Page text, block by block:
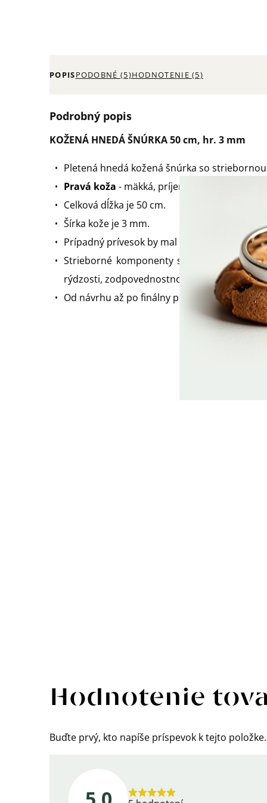
POPISPODOBNÉ (5)HODNOTENIE (5)
Podrobný popis
KOŽENÁ HNEDÁ ŠNÚRKA 50 cm, hr. 3 mm
Pletená hnedá kožená šnúrka so
Pravá koža - mäkká, príjemná na dotyk.
Celková dĺžka je 50 cm.
Šírka kože je 3 mm.
Prípadný prívesok by mal mať očko s
Strieborné komponenty sú vyrobené zo
rýdzosti, zodpovednostnou značkou MOL aj
Od návrhu až po finálny produkt vyrobili
Hodnotenie
Buďte prvý, kto napíše príspevok k tejto položke.
Priemerné
hodnotení